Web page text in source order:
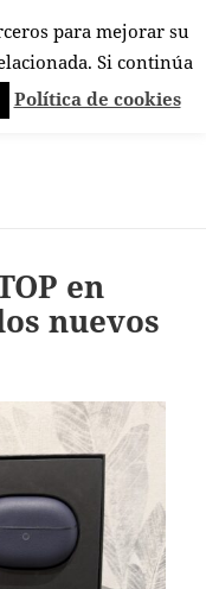
MENÚ
Y
en
nuevos
para mejorar su
Si continúa
Política de cookies